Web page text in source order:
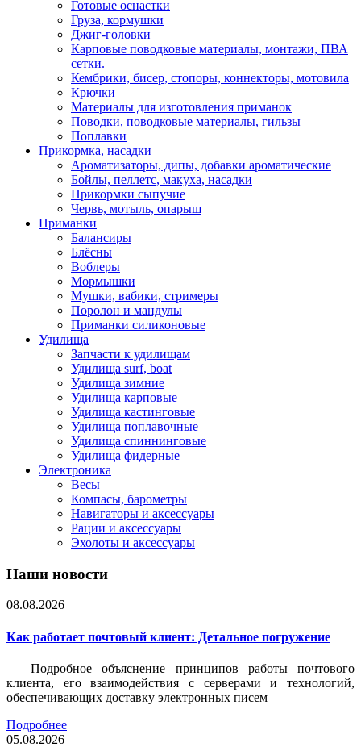
Готовые оснастки
Груза, кормушки
Джиг-головки
Карповые поводковые материалы, монтажи, ПВА
сетки.
Кембрики, бисер, стопоры, коннекторы, мотовила
Крючки
Материалы для изготовления приманок
Поводки, поводковые материалы, гильзы
Поплавки
Прикормка, насадки
Ароматизаторы, дипы, добавки ароматические
Бойлы, пеллетс, макуха, насадки
Прикормки сыпучие
Червь, мотыль, опарыш
Приманки
Балансиры
Блёсны
Воблеры
Мормышки
Мушки, вабики, стримеры
Поролон и мандулы
Приманки силиконовые
Удилища
Запчасти к удилищам
Удилища surf, boat
Удилища зимние
Удилища карповые
Удилища кастинговые
Удилища поплавочные
Удилища спиннинговые
Удилища фидерные
Электроника
Весы
Компасы, барометры
Навигаторы и аксессуары
Рации и аксессуары
Эхолоты и аксессуары
Наши новости
08.08.2026
Как работает почтовый клиент: Детальное погружение
Подробное объяснение принципов работы почтового
клиента, его взаимодействия с серверами и технологий,
обеспечивающих доставку электронных писем
Подробнее
05.08.2026